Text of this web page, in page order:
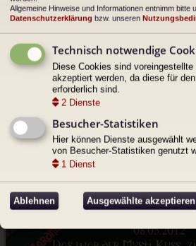
Formation Fächer führt uns zum Erfolg.
Iiiiiirgendwann schaffen wir's dann vielleicht
Allgemeine Hinweise und Informationen entnimm bitte
Datenschutzerklärung bzw. unseren
Technisch notwendige
Diese Cookies sind
akzeptiert werden, da diese für
erforderlich sind.
2 Dienste
Besucher-Statistiken
Hier können Dienste ausgewählt
von Besucher-Statistiken genutzt
1 Dienst
Ablehnen Ausgewählte akzeptieren